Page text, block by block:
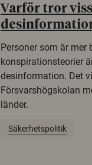
Varför tror
Personer som är mer
konspirationsteorier
desinformation. Det
Försvarshögskolan
länder.
Säkerhetspolitik